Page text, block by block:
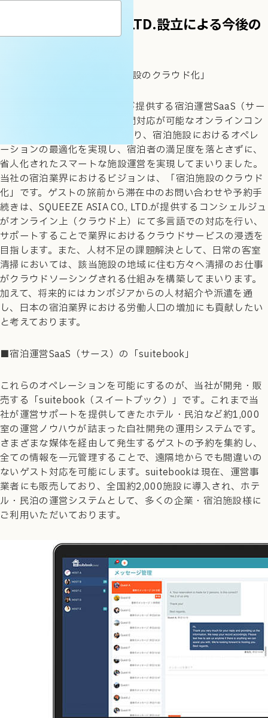
SQUEEZE ASIA CO., LTD.設立による今後の
発展可能性
■SQUEEZEが目指す「宿泊施設のクラウド化」
当社のプラットフォーム事業が提供する宿泊運営SaaS（サー
ス）の「suitebook」や24時間対応が可能なオンラインコン
シェルジュ、施設内のIoTにより、宿泊施設におけるオペレ
ーションの最適化を実現し、宿泊者の満足度を落とさずに、
省人化されたスマートな施設運営を実現してまいりました。
当社の宿泊業界におけるビジョンは、「宿泊施設のクラウド
化」です。ゲストの旅前から滞在中のお問い合わせや予約手
続きは、SQUEEZE ASIA CO., LTD.が提供するコンシェルジュ
がオンライン上（クラウド上）にて多言語での対応を行い、
サポートすることで業界におけるクラウドサービスの浸透を
目指します。また、人材不足の課題解決として、日常の客室
清掃においては、該当施設の地域に住む方々へ清掃のお仕事
がクラウドソーシングされる仕組みを構築してまいります。
加えて、将来的にはカンボジアからの人材紹介や派遣を通
し、日本の宿泊業界における労働人口の増加にも貢献したい
と考えております。
■宿泊運営SaaS（サース）の「suitebook」
これらのオペレーションを可能にするのが、当社が開発・販
売する「suitebook（スイートブック）」です。これまで当
社が運営サポートを提供してきたホテル・民泊など約1,000
室の運営ノウハウが詰まった自社開発の運用システムです。
さまざまな媒体を経由して発生するゲストの予約を集約し、
全ての情報を一元管理することで、遠隔地からでも間違いの
ないゲスト対応を可能にします。suitebookは現在、運営事
業者にも販売しており、全国約2,000施設に導入され、ホテ
ル・民泊の運営システムとして、多くの企業・宿泊施設様に
ご利用いただいております。